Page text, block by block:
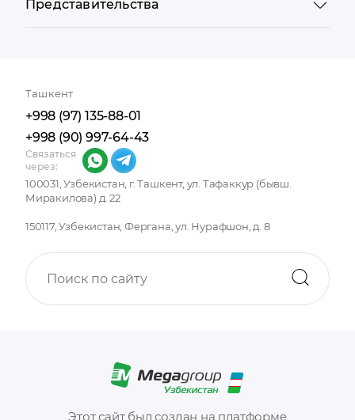
Этот сайт был создан на платформе
Представительства
Ташкент
+998 (97) 135-88-01
+998 (90) 997-64-43
Связаться
через:
100031, Узбекистан, г. Ташкент, ул. Тафаккур (бывш.
Миракилова) д. 22
150117, Узбекистан, Фергана, ул. Нурафшон, д. 8
Отправляя форму, вы принимаете